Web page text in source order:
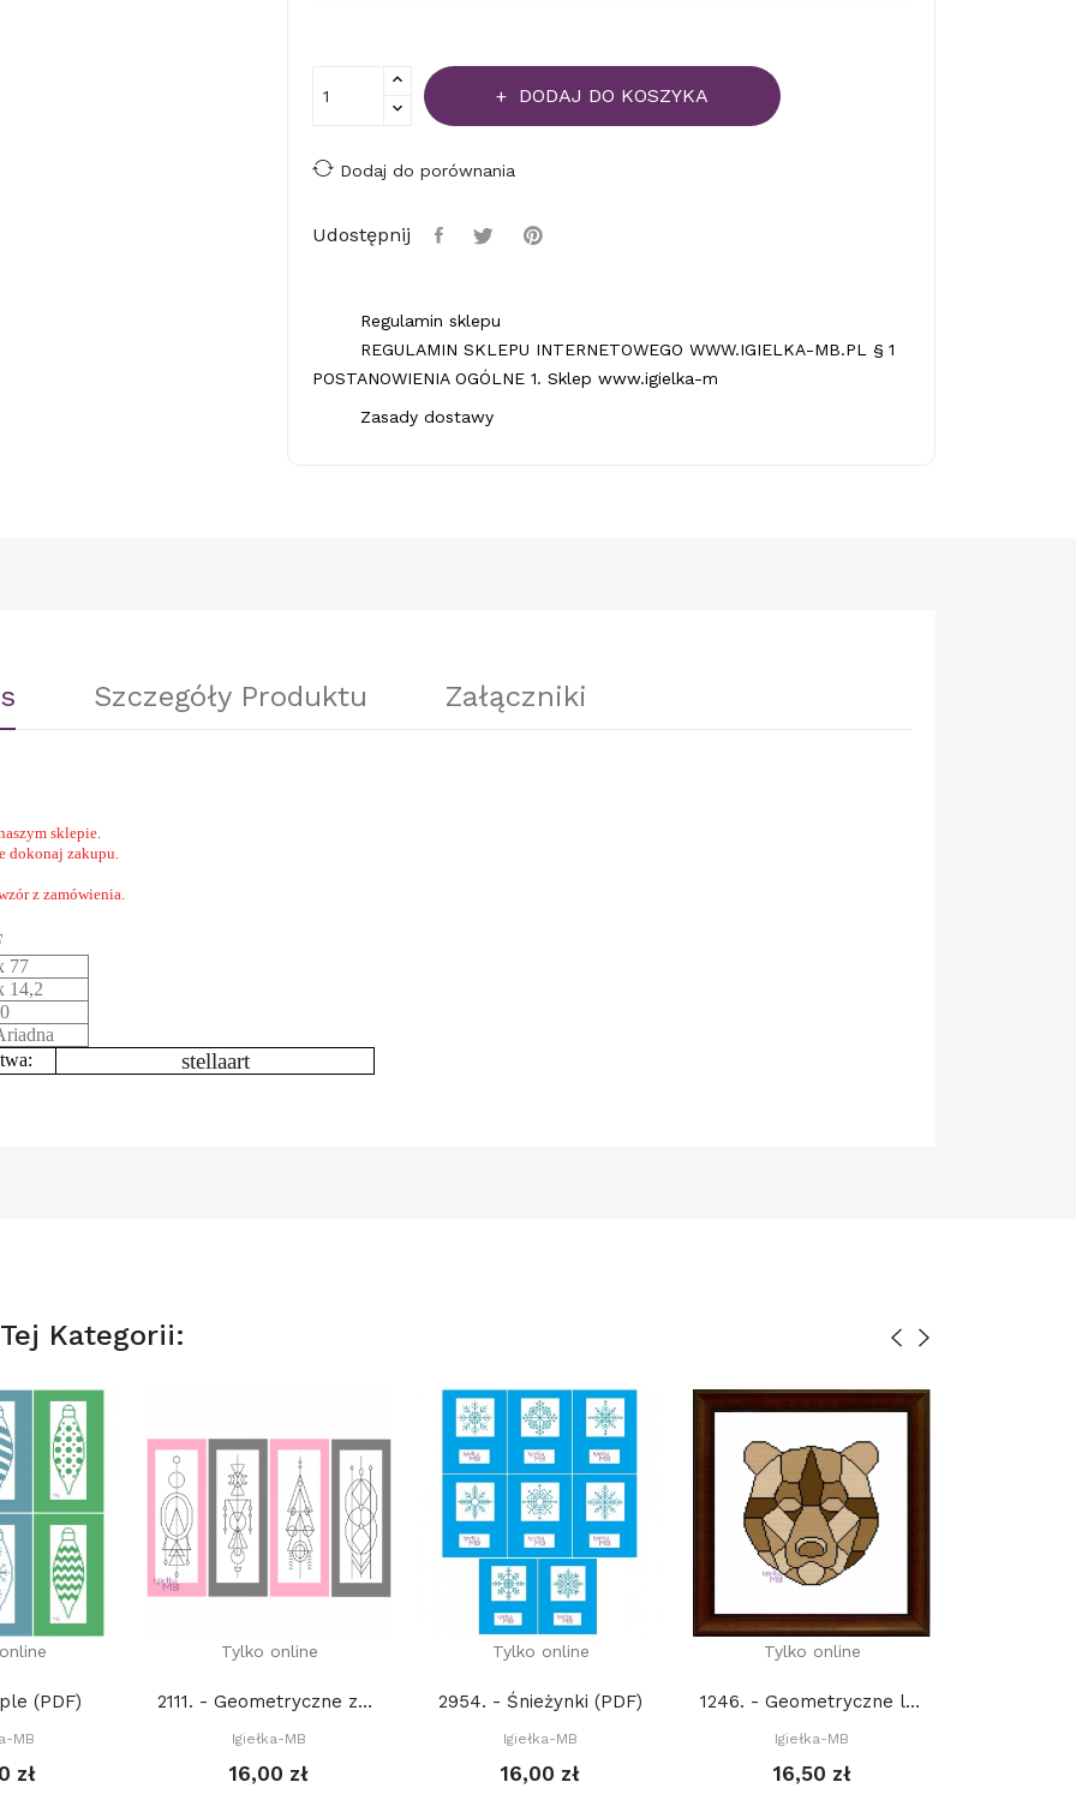
DODAJ DO KOSZYKA
Dodaj do porównania
Udostępnij
Regulamin sklepu
REGULAMIN SKLEPU INTERNETOWEGO WWW.IGIELKA-MB.PL § 1
POSTANOWIENIA OGÓLNE 1. Sklep www.igielka-m
Zasady dostawy
Szczegóły Produktu Załączniki
sklepie.
dokonaj zakupu.
z zamówienia.
77
14,2
stellaart
Kategorii:
(PDF)
MB
zł
Tylko online
2111. - Geometryczne zakładki 3. (PDF)
Igiełka-MB
16,00 zł
Tylko online
2954. - Śnieżynki (PDF)
Igiełka-MB
16,00 zł
Tylko online
1246. - Geometryczne leśne zwierzęta:...
Igiełka-MB
16,50 zł